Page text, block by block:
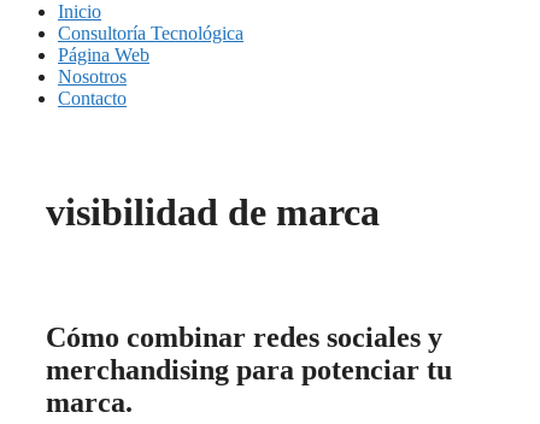
Inicio
Consultoría Tecnológica
Página Web
Nosotros
Contacto
visibilidad de marca
Cómo combinar redes sociales y
merchandising para potenciar tu
marca.